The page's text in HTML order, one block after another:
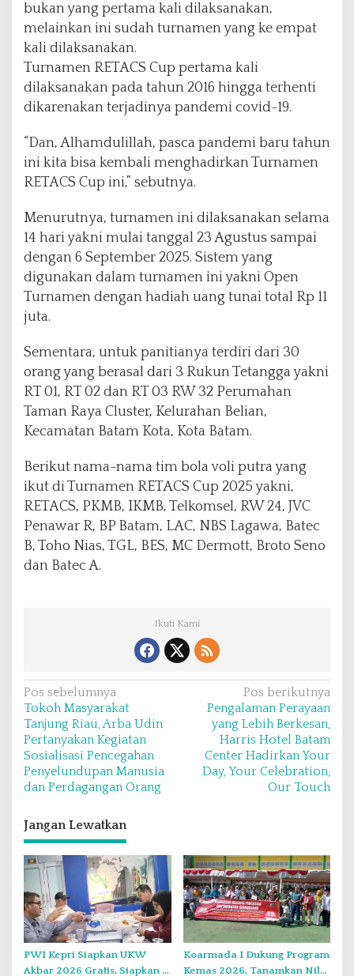
bukan yang pertama kali dilaksanakan,
melainkan ini sudah turnamen yang ke empat
kali dilaksanakan.
Turnamen RETACS Cup pertama kali
dilaksanakan pada tahun 2016 hingga terhenti
dikarenakan terjadinya pandemi covid-19.
“Dan, Alhamdulillah, pasca pandemi baru tahun
ini kita bisa kembali menghadirkan Turnamen
RETACS Cup ini,” sebutnya.
Menurutnya, turnamen ini dilaksanakan selama
14 hari yakni mulai tanggal 23 Agustus sampai
dengan 6 September 2025. Sistem yang
digunakan dalam turnamen ini yakni Open
Turnamen dengan hadiah uang tunai total Rp 11
juta.
Sementara, untuk panitianya terdiri dari 30
orang yang berasal dari 3 Rukun Tetangga yakni
RT 01, RT 02 dan RT 03 RW 32 Perumahan
Taman Raya Cluster, Kelurahan Belian,
Kecamatan Batam Kota, Kota Batam.
Berikut nama-nama tim bola voli putra yang
ikut di Turnamen RETACS Cup 2025 yakni,
RETACS, PKMB, IKMB, Telkomsel, RW 24, JVC
Penawar R, BP Batam, LAC, NBS Lagawa, Batec
B, Toho Nias, TGL, BES, MC Dermott, Broto Seno
dan Batec A.
Ikuti Kami
N
a
v
i
g
s
i
p
o
s
Pos sebelumnya
Tokoh Masyarakat
Tanjung Riau, Arba Udin
Pertanyakan Kegiatan
Sosialisasi Pencegahan
Penyelundupan Manusia
dan Perdagangan Orang
Pos berikutnya
Pengalaman Perayaan
yang Lebih Berkesan,
Harris Hotel Batam
Center Hadirkan Your
Day, Your Celebration,
Our Touch
Jangan Lewatkan
PWI Kepri Siapkan UKW
Akbar 2026 Gratis, Siapkan 6
Koarmada I Dukung Program
Kemas 2026, Tanamkan Nilai